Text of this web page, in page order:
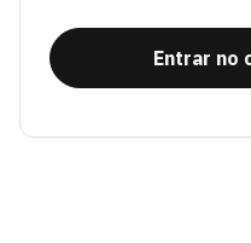
Entrar no